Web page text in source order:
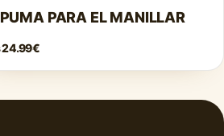
PARA EL MANILLAR
24.99€